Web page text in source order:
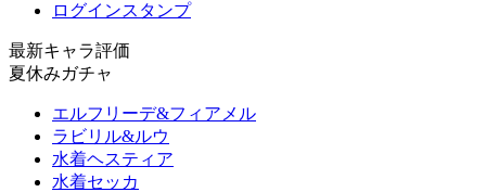
ログインスタンプ
最新キャラ評価
夏休みガチャ
エルフリーデ&フィアメル
ラビリル&ルウ
水着ヘスティア
水着セッカ